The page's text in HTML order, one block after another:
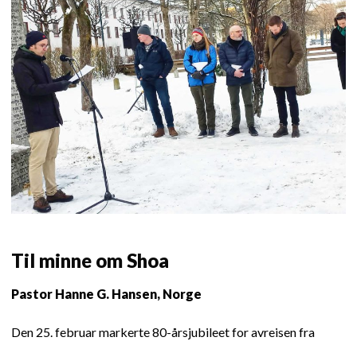
Til minne om Shoa
Pastor Hanne G. Hansen, Norge
Den 25. februar markerte 80-årsjubileet for avreisen fra